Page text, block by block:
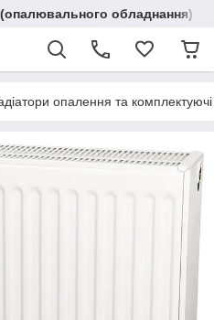
(опалювального обладнання)
опалення та комплектуючі